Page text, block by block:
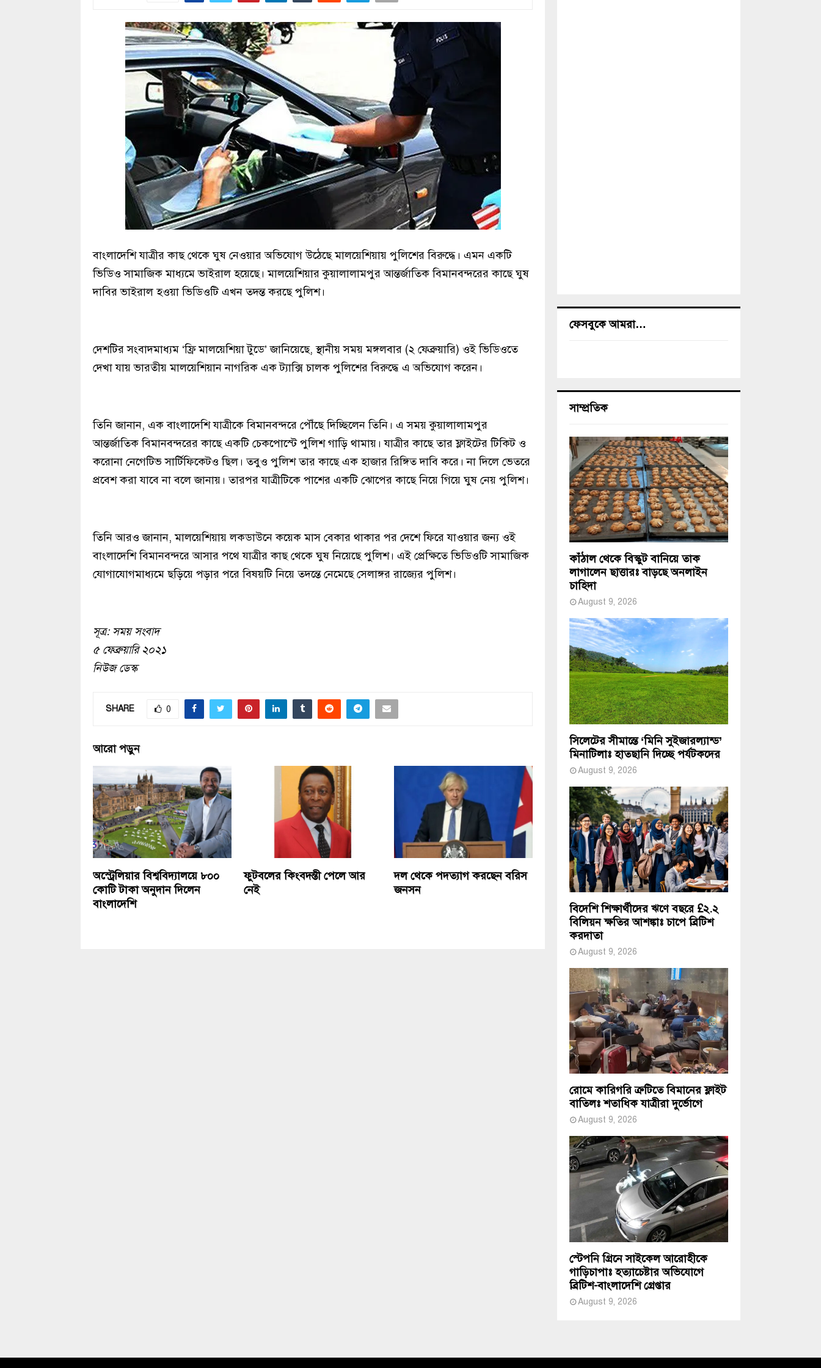
বাংলাদেশি যাত্রীর কাছ থেকে ঘুষ নেওয়ার অভিযোগ উঠেছে মালয়েশিয়ায় পুলিশের বিরুদ্ধে। এমন একটি
ভিডিও সামাজিক মাধ্যমে ভাইরাল হয়েছে। মালয়েশিয়ার কুয়ালালামপুর আন্তর্জাতিক বিমানবন্দরের কাছে ঘুষ
দাবির ভাইরাল হওয়া ভিডিওটি এখন তদন্ত করছে পুলিশ।
দেশটির সংবাদমাধ্যম ‘ফ্রি মালয়েশিয়া টুডে’ জানিয়েছে, স্থানীয় সময় মঙ্গলবার (২ ফেব্রুয়ারি) ওই ভিডিওতে
দেখা যায় ভারতীয় মালয়েশিয়ান নাগরিক এক ট্যাক্সি চালক পুলিশের বিরুদ্ধে এ অভিযোগ করেন।
তিনি জানান, এক বাংলাদেশি যাত্রীকে বিমানবন্দরে পৌঁছে দিচ্ছিলেন তিনি। এ সময় কুয়ালালামপুর
আন্তর্জাতিক বিমানবন্দরের কাছে একটি চেকপোস্টে পুলিশ গাড়ি থামায়। যাত্রীর কাছে তার ফ্লাইটের টিকিট ও
করোনা নেগেটিভ সার্টিফিকেটও ছিল। তবুও পুলিশ তার কাছে এক হাজার রিঙ্গিত দাবি করে। না দিলে ভেতরে
প্রবেশ করা যাবে না বলে জানায়। তারপর যাত্রীটিকে পাশের একটি ঝোপের কাছে নিয়ে গিয়ে ঘুষ নেয় পুলিশ।
তিনি আরও জানান, মালয়েশিয়ায় লকডাউনে কয়েক মাস বেকার থাকার পর দেশে ফিরে যাওয়ার জন্য ওই
বাংলাদেশি বিমানবন্দরে আসার পথে যাত্রীর কাছ থেকে ঘুষ নিয়েছে পুলিশ। এই প্রেক্ষিতে ভিডিওটি সামাজিক
যোগাযোগমাধ্যমে ছড়িয়ে পড়ার পরে বিষয়টি নিয়ে তদন্তে নেমেছে সেলাঙ্গর রাজ্যের পুলিশ।
সূত্র: সময় সংবাদ
৫ ফেব্রুয়ারি ২০২১
নিউজ ডেস্ক
SHARE 0
আরো পড়ুন
অস্ট্রেলিয়ার বিশ্ববিদ্যালয়ে ৮০০
কোটি টাকা অনুদান দিলেন
বাংলাদেশি
ফুটবলের কিংবদন্তী পেলে আর
নেই
দল থেকে পদত্যাগ করছেন বরিস
জনসন
ফেসবুকে আমরা…
সাম্প্রতিক
কাঁঠাল থেকে বিস্কুট বানিয়ে তাক
লাগালেন ছাত্তারঃ বাড়ছে অনলাইন
চাহিদা
August 9, 2026
সিলেটের সীমান্তে ‘মিনি সুইজারল্যান্ড’
মিনাটিলাঃ হাতছানি দিচ্ছে পর্যটকদের
August 9, 2026
বিদেশি শিক্ষার্থীদের ঋণে বছরে £২.২
বিলিয়ন ক্ষতির আশঙ্কাঃ চাপে ব্রিটিশ
করদাতা
August 9, 2026
রোমে কারিগরি ত্রুটিতে বিমানের ফ্লাইট
বাতিলঃ শতাধিক যাত্রীরা দুর্ভোগে
August 9, 2026
স্টেপনি গ্রিনে সাইকেল আরোহীকে
গাড়িচাপাঃ হত্যাচেষ্টার অভিযোগে
ব্রিটিশ-বাংলাদেশি গ্রেপ্তার
August 9, 2026